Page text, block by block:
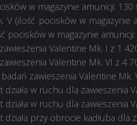
w magazynie amunicji: 130
V (ilość pocisków w magazynie
pocisków w magazynie
Valentine Mk. I z 1
Valentine Mk. VI z 4
zawieszenia Valentine Mk.
w ruchu dla zawieszenia
w ruchu dla zawieszenia
przy obrocie kadłuba dla